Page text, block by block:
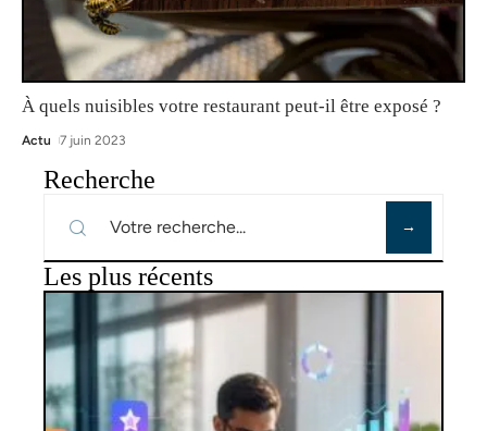
À quels nuisibles votre restaurant peut-il être exposé ?
Actu 7 juin 2023
Recherche
Les plus récents